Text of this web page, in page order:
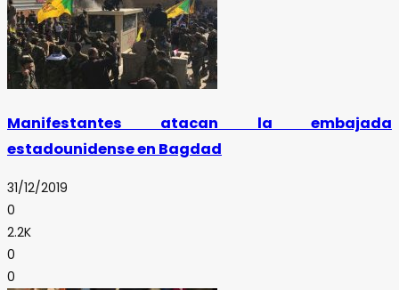
Manifestantes atacan la embajada
estadounidense en Bagdad
31/12/2019
0
2.2K
0
0